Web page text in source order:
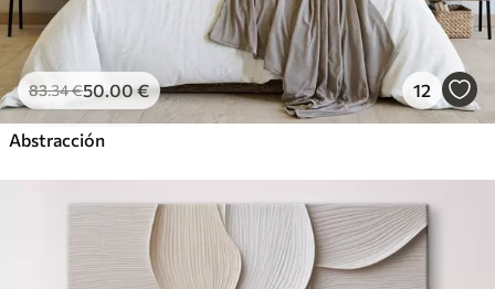
83.34€50.00€ 12
Abstracción